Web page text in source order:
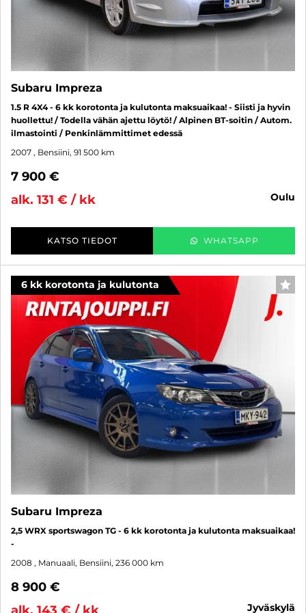
Subaru Impreza
1.5 R 4X4 - 6 kk korotonta ja kulutonta maksuaikaa! - Siisti ja hyvin
huollettu! / Todella vähän ajettu löytö! / Alpinen BT-soitin / Autom.
ilmastointi / Penkinlämmittimet edessä
2007 , Bensiini, 91 500 km
7 900 €
alk. 131 € / kk
oulu
KATSO TIEDOT WHATSAPP
6 kk korotonta ja kulutonta
Subaru Impreza
2,5 WRX sportswagon TG - 6 kk korotonta ja kulutonta maksuaikaa!
-
2008 , Manuaali, Bensiini, 236 000 km
8 900 €
jyväskylä